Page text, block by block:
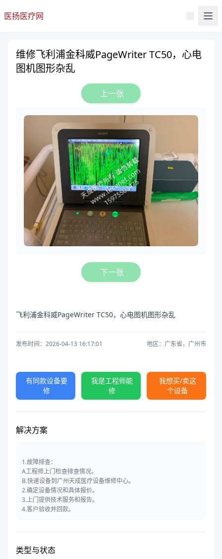
医扬医疗网
维修飞利浦金科威PageWriter TC50，心电
图机图形杂乱
上一张
下一张
飞利浦金科威PageWriter TC50，心电图机图形杂乱
发布时间：2026-04-13 16:17:01 地区：广东省，广州市
有同款设备要
修
我是工程师能
修
我想买/卖这
个设备
解决方案
1.故障排查：
A工程师上门检查排查情况。
B.快递设备到广州天成医疗设备维修中心。
2.确定设备情况和具体报价。
3.上门提供技术服务和报告。
4.客户验收并回款。
类型与状态